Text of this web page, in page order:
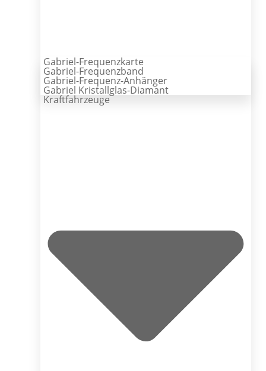
Gabriel-Frequenzkarte
Gabriel-Frequenzband
Gabriel-Frequenz-Anhänger
Gabriel Kristallglas-Diamant
Kraftfahrzeuge